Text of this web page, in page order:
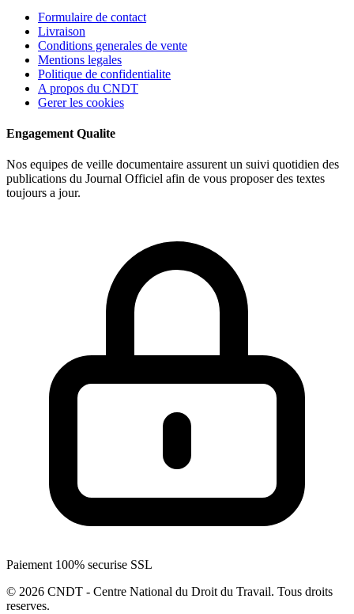
Formulaire de contact
Livraison
Conditions generales de vente
Mentions legales
Politique de confidentialite
A propos du CNDT
Gerer les cookies
Engagement Qualite
Nos equipes de veille documentaire assurent un suivi quotidien des
publications du Journal Officiel afin de vous proposer des textes
toujours a jour.
Paiement 100% securise SSL
© 2026 CNDT - Centre National du Droit du Travail. Tous droits
reserves.